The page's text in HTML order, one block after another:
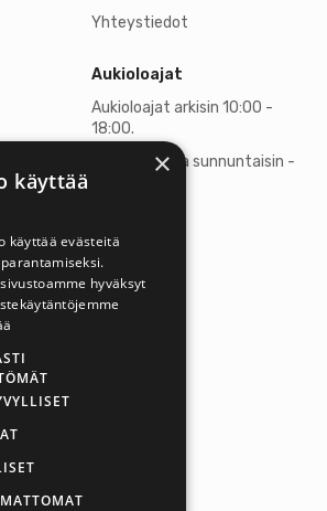
Yhteystiedot
Aukioloajat
Aukioloajat arkisin 10:00 -
18:00.
Lauantaisin ja sunnuntaisin -
Tampere
×
käyttää
käyttää evästeitä
hyväksyt